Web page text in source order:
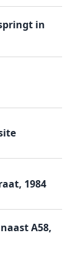
in
1984
A58,